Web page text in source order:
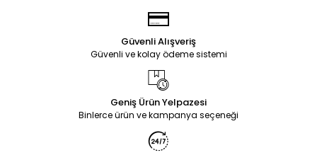
Güvenli Alışveriş
Güvenli ve kolay ödeme sistemi
Geniş Ürün Yelpazesi
Binlerce ürün ve kampanya seçeneği